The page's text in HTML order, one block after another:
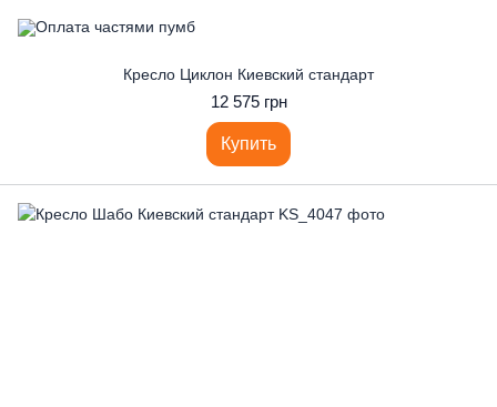
Кресло Циклон Киевский стандарт
12 575 грн
Купить